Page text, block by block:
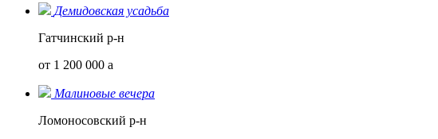
Демидовская усадьба
Гатчинский р-н
от 1 200 000 a
Малиновые вечера
Ломоносовский р-н